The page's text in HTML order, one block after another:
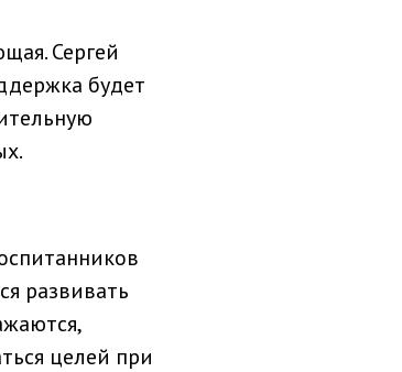
Сергей
будет
развивать
целей при